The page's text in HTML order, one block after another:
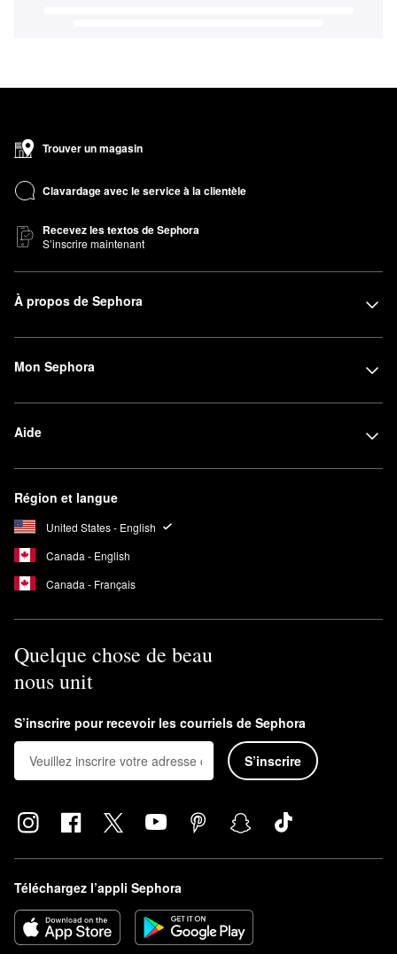
Trouver un magasin
Clavardage avec le service à la clientèle
Recevez les textos de Sephora
S’inscrire maintenant
À propos de Sephora
Mon Sephora
Aide
Région et langue
United States - English
Canada - English
Canada - Français
Quelque chose de beau
nous unit
S’inscrire pour recevoir les courriels de Sephora
S’inscrire
Téléchargez l’appli Sephora